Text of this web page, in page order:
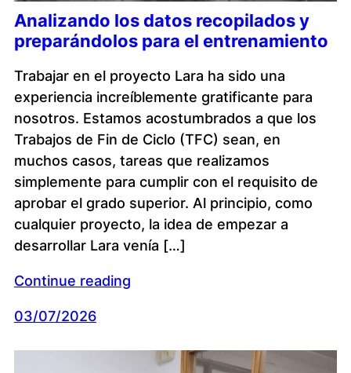
Analizando los datos recopilados y
preparándolos para el entrenamiento
Trabajar en el proyecto Lara ha sido una
experiencia increíblemente gratificante para
nosotros. Estamos acostumbrados a que los
Trabajos de Fin de Ciclo (TFC) sean, en
muchos casos, tareas que realizamos
simplemente para cumplir con el requisito de
aprobar el grado superior. Al principio, como
cualquier proyecto, la idea de empezar a
desarrollar Lara venía […]
Continue reading
03/07/2026